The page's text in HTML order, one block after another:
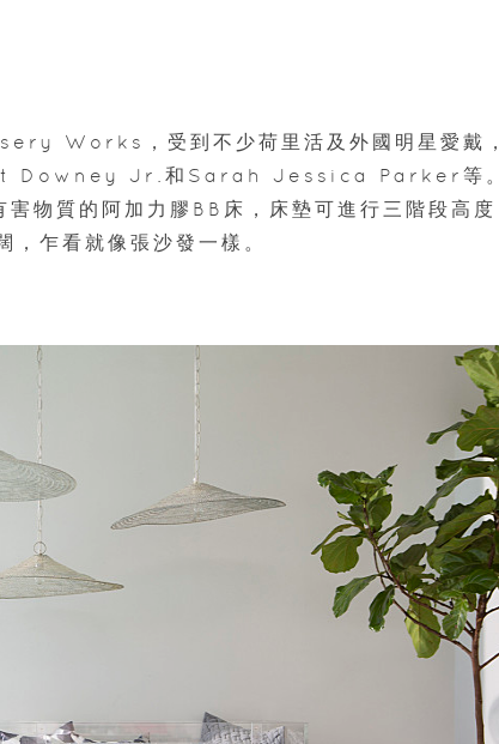
Works，受到不少荷里活及外國明星愛戴，
Downey Jr.和Sarah Jessica Parker等。
質的阿加力膠BB床，床墊可進行三階段高度
乍看就像張沙發一樣。